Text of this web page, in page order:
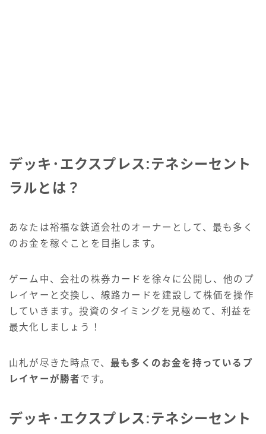
デッキ･エクスプレス:テネシーセント
ラルとは？
あなたは裕福な鉄道会社のオーナーとして、最も多く
のお金を稼ぐことを目指します。
ゲーム中、会社の株券カードを徐々に公開し、他のプ
レイヤーと交換し、線路カードを建設して株価を操作
していきます。投資のタイミングを見極めて、利益を
最大化しましょう！
山札が尽きた時点で、 最も多くのお金を持っているプ
レイヤーが勝者です。
デッキ･エクスプレス:テネシーセント